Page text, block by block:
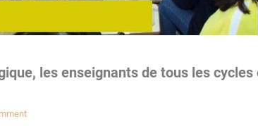
les enseignants de tous les